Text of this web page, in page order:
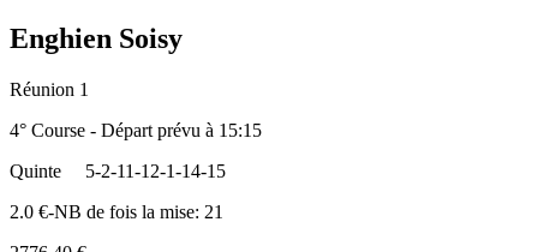
Enghien Soisy
Réunion 1
4° Course - Départ prévu à 15:15
Quinte
5-2-11-12-1-14-15
2.0 €-NB de fois la mise: 21